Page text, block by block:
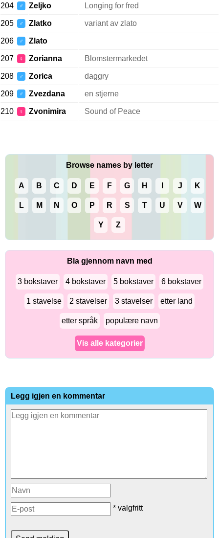
204 ♂ Zeljko Longing for fred
205 ♂ Zlatko variant av zlato
206 ♂ Zlato
207 ♀ Zorianna Blomstermarkedet
208 ♂ Zorica daggry
209 ♂ Zvezdana en stjerne
210 ♀ Zvonimira Sound of Peace
Browse names by letter
A B C D E F G H J K
L M N O P R S T U V W
Y Z
Bla gjennom navn med
3 bokstaver 4 bokstaver 5 bokstaver 6 bokstaver
1 stavelse 2 stavelser 3 stavelser etter land
etter språk populære navn
Vis alle kategorier
Legg igjen en kommentar
* valgfritt